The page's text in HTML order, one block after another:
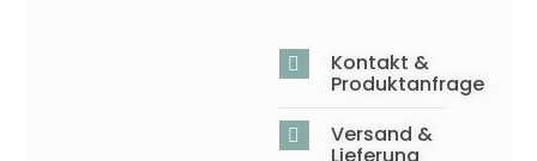
Kontakt &
Produktanfrage
Versand &